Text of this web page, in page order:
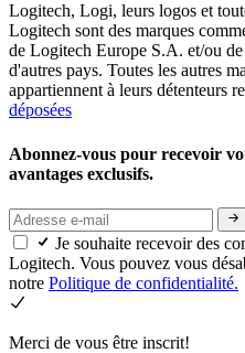
Logitech, Logi, leurs logos et
Logitech sont des marques
de Logitech Europe S.A. et/ou
d'autres pays. Toutes les autres
appartiennent à leurs détenteurs
déposées
Abonnez-vous pour recevoir
avantages exclusifs.
Je souhaite recevoir des
Logitech. Vous pouvez vous
notre Politique de confidentialité.
Merci de vous être inscrit!